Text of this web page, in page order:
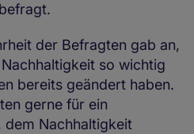
der Befragten gab an,
so wichtig
bereits geändert haben.
gerne für ein
dem Nachhaltigkeit